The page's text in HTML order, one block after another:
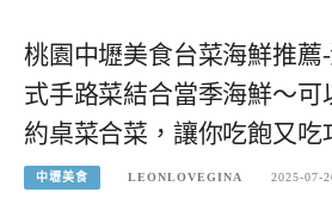
桃園中壢美食台菜海鮮推薦
式手路菜結合當季海鮮～可
約桌菜合菜，讓你吃飽又吃
中壢美食 LEONLOVEGINA 2025-07-